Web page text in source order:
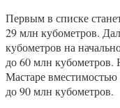
Первым в списке
29 млн кубометров.
кубометров на
до 60 млн кубометров.
Мастаре
до 90 млн кубометров.